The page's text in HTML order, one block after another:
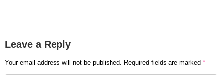
Leave a Reply
Your email address will not be published. Required fields are marked *